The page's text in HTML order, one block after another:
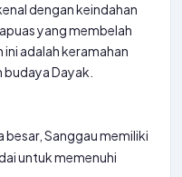
dengan keindahan
yang membelah
ini adalah keramahan
Dayak.
Sanggau memiliki
untuk memenuhi